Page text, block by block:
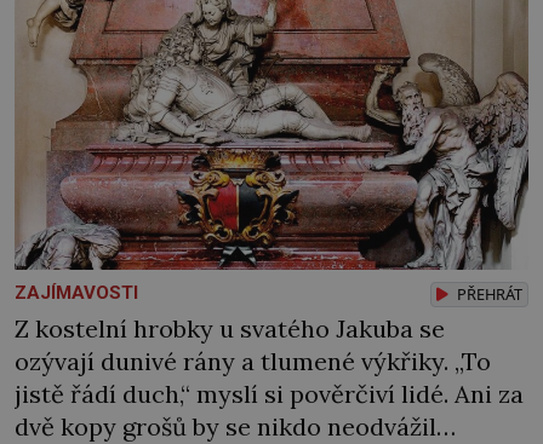
ZAJÍMAVOSTI PŘEHRÁT
Z kostelní hrobky u svatého Jakuba se
ozývají dunivé rány a tlumené výkřiky. „To
jistě řádí duch,“ myslí si pověrčiví lidé. Ani za
dvě kopy grošů by se nikdo neodvážil